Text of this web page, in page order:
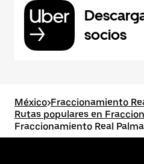
socios
México>Fraccionamiento
Rutas populares en
Fraccionamiento Real